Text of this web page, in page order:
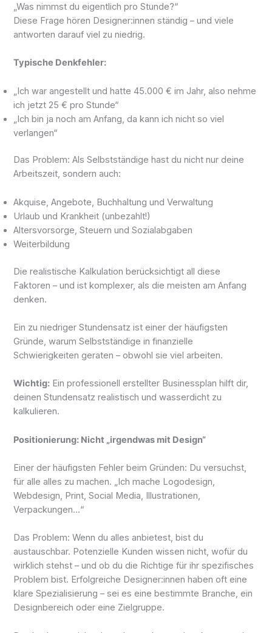
„Was nimmst du eigentlich pro Stunde?“
Diese Frage hören Designer:innen ständig – und viele
antworten darauf viel zu niedrig.
Typische Denkfehler:
„Ich war angestellt und hatte 45.000 € im Jahr, also nehme
ich jetzt 25 € pro Stunde“
„Ich bin ja noch am Anfang, da kann ich nicht so viel
verlangen“
Das Problem: Als Selbstständige hast du nicht nur deine
Arbeitszeit, sondern auch:
Akquise, Angebote, Buchhaltung und Verwaltung
Urlaub und Krankheit (unbezahlt!)
Altersvorsorge, Steuern und Sozialabgaben
Weiterbildung
Die realistische Kalkulation berücksichtigt all diese
Faktoren – und ist komplexer, als die meisten am Anfang
denken.
Ein zu niedriger Stundensatz ist einer der häufigsten
Gründe, warum Selbstständige in finanzielle
Schwierigkeiten geraten – obwohl sie viel arbeiten.
Wichtig: Ein professionell erstellter Businessplan hilft dir,
deinen Stundensatz realistisch und wasserdicht zu
kalkulieren.
Positionierung: Nicht „irgendwas mit Design“
Einer der häufigsten Fehler beim Gründen: Du versuchst,
für alle alles zu machen. „Ich mache Logodesign,
Webdesign, Print, Social Media, Illustrationen,
Verpackungen…“
Das Problem: Wenn du alles anbietest, bist du
austauschbar. Potenzielle Kunden wissen nicht, wofür du
wirklich stehst – und ob du die Richtige für ihr spezifisches
Problem bist. Erfolgreiche Designer:innen haben oft eine
klare Spezialisierung – sei es eine bestimmte Branche, ein
Designbereich oder eine Zielgruppe.